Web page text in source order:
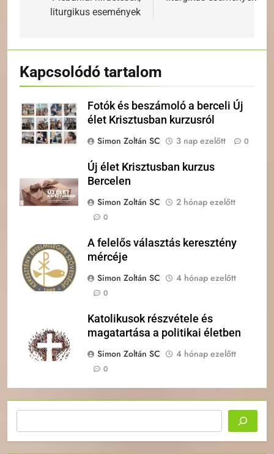
liturgikus események
Kapcsolódó tartalom
Fotók és beszámoló a berceli Új
élet Krisztusban kurzusról
Simon Zoltán SC
3 nap ezelőtt 0
Új élet Krisztusban kurzus
Bercelen
Simon Zoltán SC
2 hónap ezelőtt
0
A felelős választás keresztény
mércéje
Simon Zoltán SC
4 hónap ezelőtt
0
Katolikusok részvétele és
magatartása a politikai életben
Simon Zoltán SC
4 hónap ezelőtt
0